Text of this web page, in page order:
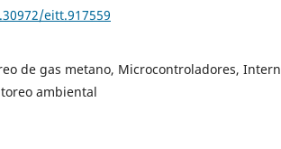
eitt.917559
de gas metano, Microcontroladores,
ambiental